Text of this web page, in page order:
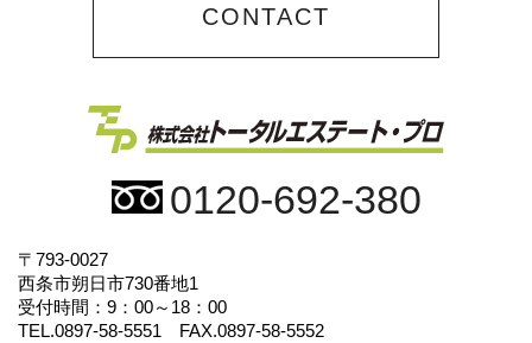
CONTACT
0120-692-380
〒793-0027
西条市朔日市730番地1
受付時間：9：00～18：00
TEL.0897-58-5551 FAX.0897-58-5552